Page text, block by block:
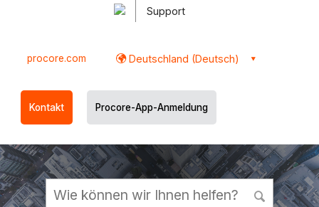
Support
procore.com Deutschland (Deutsch)
Kontakt Procore-App-Anmeldung